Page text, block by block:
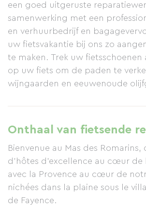
een goed uitgeruste
samenwerking met een
en verhuurbedrijf en
uw fietsvakantie bij ons zo
te maken. Trek uw fietsschoenen
op uw fiets om de paden te
wijngaarden en eeuwenoude
steile beklimmingen en
We hebben tientallen fietsroutes
niveaus en liggen op slechts 1,5
fietsroute, dus we zijn perfect
comfortabele en onvergetelijke
uw reis. We kijken ernaar uit u te
Onthaal van fietsende
Bienvenue au Mas des Romarins,
d’hôtes d’excellence au cœur de
avec la Provence au cœur de
nichées dans la plaine sous le
de Fayence.